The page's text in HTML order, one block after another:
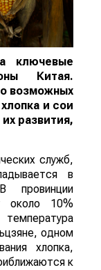
ключевые
Китая.
возможных
и сои
развития,
служб,
в
провинции
около 10%
одном
хлопка,
к